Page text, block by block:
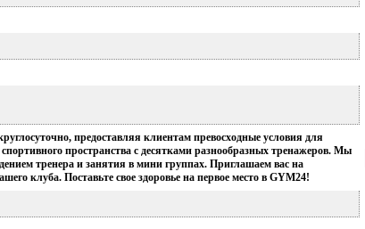
предоставляя клиентам превосходные условия для
пространства с десятками разнообразных тренажеров. Мы
тренера и занятия в мини группах. Приглашаем вас на
клуба. Поставьте свое здоровье на первое место в GYM24!